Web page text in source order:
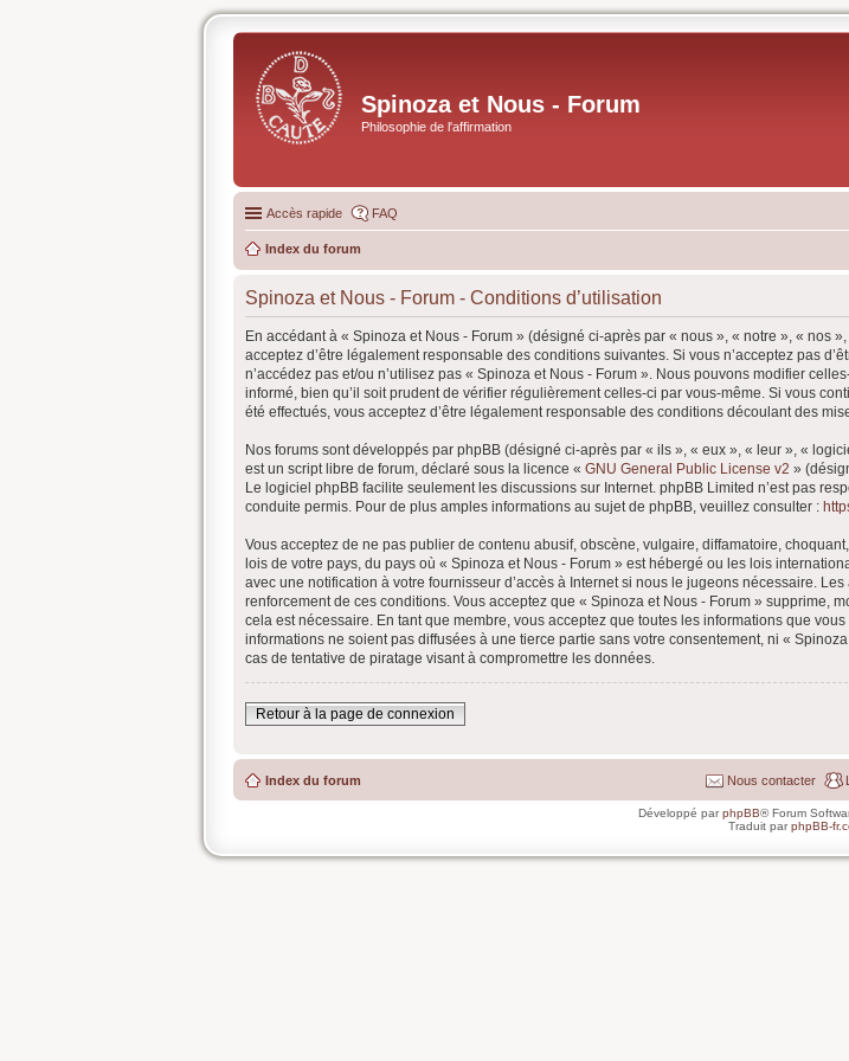
Spinoza et Nous - Forum
Philosophie de l'affirmation
Accès rapide FAQ
Index du forum
Spinoza et Nous - Forum - Conditions d’utilisation
En accédant à « Spinoza et Nous - Forum » (désigné ci-après par « nous », « notre », « nos
acceptez d’être légalement responsable des conditions suivantes. Si vous n’acceptez pas
n’accédez pas et/ou n’utilisez pas « Spinoza et Nous - Forum ». Nous pouvons modifier
informé, bien qu’il soit prudent de vérifier régulièrement celles-ci par vous-même. Si vous
été effectués, vous acceptez d’être légalement responsable des conditions découlant des
Nos forums sont développés par phpBB (désigné ci-après par « ils », « eux », « leur », «
est un script libre de forum, déclaré sous la licence « GNU General Public License v2 »
Le logiciel phpBB facilite seulement les discussions sur Internet. phpBB Limited n’est pas
conduite permis. Pour de plus amples informations au sujet de phpBB, veuillez consulter :
Vous acceptez de ne pas publier de contenu abusif, obscène, vulgaire, diffamatoire,
lois de votre pays, du pays où « Spinoza et Nous - Forum » est hébergé ou les lois
avec une notification à votre fournisseur d’accès à Internet si nous le jugeons nécessaire.
renforcement de ces conditions. Vous acceptez que « Spinoza et Nous - Forum » supprime,
cela est nécessaire. En tant que membre, vous acceptez que toutes les informations que
informations ne soient pas diffusées à une tierce partie sans votre consentement, ni «
cas de tentative de piratage visant à compromettre les données.
Retour à la page de connexion
Index du forum Nous contacter
Développé parphpBB® Forum
Traduit parphpBB-